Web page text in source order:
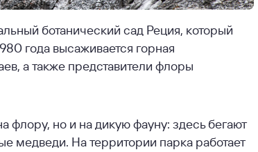
ботанический сад Реция, который
года высаживается горная
а также представители флоры
флору, но и на дикую фауну: здесь бегают
медведи. На территории парка работает